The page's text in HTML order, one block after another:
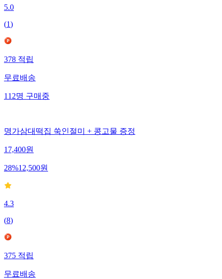
5.0
(1)
378 적립
무료배송
112명 구매중
명가삼대떡집 쑥인절미 + 콩고물 증정
17,400원
28%12,500원
4.3
(8)
375 적립
무료배송